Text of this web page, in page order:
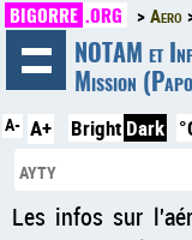
BIGORRE .ORG Aero
NOTAM et
Mission
A- A+ Bright Dark
Les infos sur